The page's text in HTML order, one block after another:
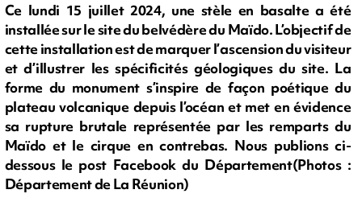
Ce lundi 15 juillet 2024, une stèle en basalte a été
installée sur le site du belvédère du Maïdo. L’objectif de
cette installation est de marquer l’ascension du visiteur
et d’illustrer les spécificités géologiques du site. La
forme du monument s’inspire de façon poétique du
plateau volcanique depuis l’océan et met en évidence
sa rupture brutale représentée par les remparts du
Maïdo et le cirque en contrebas. Nous publions ci-
dessous le post Facebook du Département(Photos :
Département de La Réunion)